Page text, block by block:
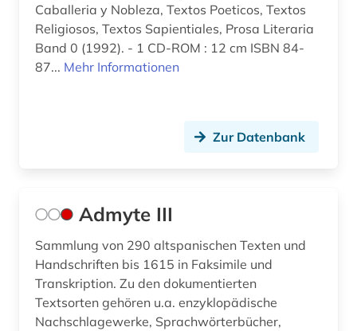
de inventoribus rerum (1)
denkmal (1)
dichtung (1)
didaktik (2)
die rougon-macquart (1)
digital humanities (1)
Caballeria y Nobleza, Textos Poeticos, Textos
Religiosos, Textos Sapientiales, Prosa Literaria
Band 0 (1992). - 1 CD-ROM : 12 cm ISBN 84-
87... Mehr Informationen
Zur Datenbank
Admyte III
Sammlung von 290 altspanischen Texten und
Handschriften bis 1615 in Faksimile und
Transkription. Zu den dokumentierten
Textsorten gehören u.a. enzyklopädische
Nachschlagewerke, Sprachwörterbücher,